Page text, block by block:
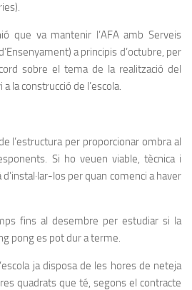
que va mantenir l’AFA amb Serveis
a principis d’octubre, per
sobre el tema de la realització del
la construcció de l’escola.
l’estructura per proporcionar ombra al
Si ho veuen viable, tècnica i
los per quan comenci a haver
fins al desembre per estudiar si la
pong es pot dur a terme.
ja disposa de les hores de neteja
quadrats que té, segons el contracte